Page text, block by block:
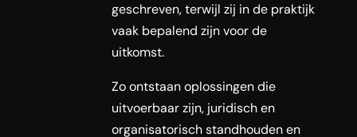
geschreven, terwijl zij in de praktijk
vaak bepalend zijn voor de
uitkomst.
Zo ontstaan oplossingen die
uitvoerbaar zijn, juridisch en
organisatorisch standhouden en